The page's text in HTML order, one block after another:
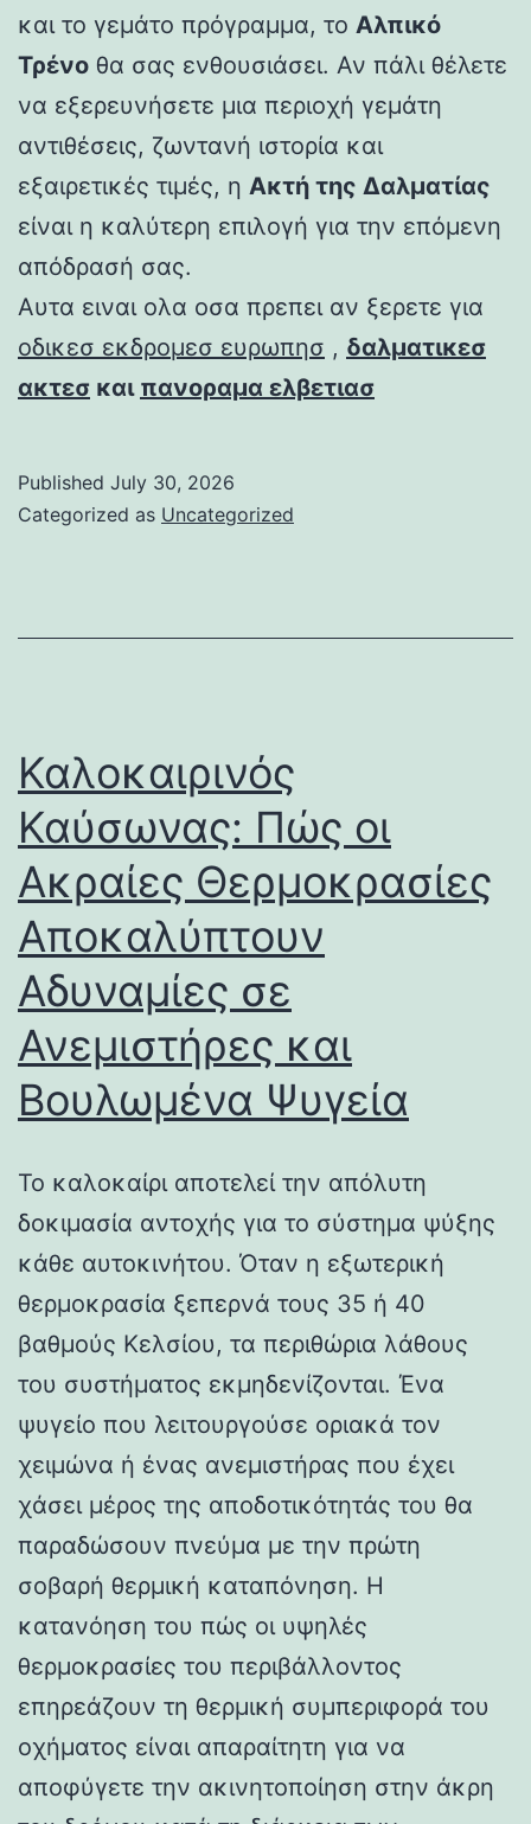
και το γεμάτο πρόγραμμα, το Αλπικό
Τρένο θα σας ενθουσιάσει. Αν πάλι θέλετε
να εξερευνήσετε μια περιοχή γεμάτη
αντιθέσεις, ζωντανή ιστορία και
εξαιρετικές τιμές, η Ακτή της Δαλματίας
είναι η καλύτερη επιλογή για την επόμενη
απόδρασή σας.
Αυτα ειναι ολα οσα πρεπει αν ξερετε για
οδικεσ εκδρομεσ ευρωπησ , δαλματικεσ
ακτεσ και πανοραμα ελβετιασ
Published July 30, 2026
Categorized as Uncategorized
Καλοκαιρινός
Καύσωνας: Πώς οι
Ακραίες Θερμοκρασίες
Αποκαλύπτουν
Αδυναμίες σε
Ανεμιστήρες και
Βουλωμένα Ψυγεία
Το καλοκαίρι αποτελεί την απόλυτη
δοκιμασία αντοχής για το σύστημα ψύξης
κάθε αυτοκινήτου. Όταν η εξωτερική
θερμοκρασία ξεπερνά τους 35 ή 40
βαθμούς Κελσίου, τα περιθώρια λάθους
του συστήματος εκμηδενίζονται. Ένα
ψυγείο που λειτουργούσε οριακά τον
χειμώνα ή ένας ανεμιστήρας που έχει
χάσει μέρος της αποδοτικότητάς του θα
παραδώσουν πνεύμα με την πρώτη
σοβαρή θερμική καταπόνηση. Η
κατανόηση του πώς οι υψηλές
θερμοκρασίες του περιβάλλοντος
επηρεάζουν τη θερμική συμπεριφορά του
οχήματος είναι απαραίτητη για να
αποφύγετε την ακινητοποίηση στην άκρη